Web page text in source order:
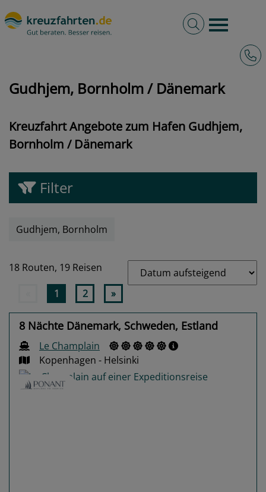
Burger
Volltextsuche
Gudhjem, Bornholm / Dänemark
Kreuzfahrt Angebote zum Hafen Gudhjem,
Bornholm / Dänemark
Filter
Gudhjem, Bornholm
18 Routen, 19 Reisen
1 2 »
8 Nächte Dänemark, Schweden, Estland
Le Champlain
Kopenhagen - Helsinki